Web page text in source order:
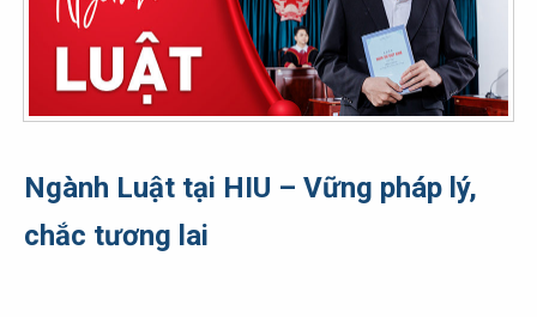
Ngành Luật tại HIU – Vững pháp lý,
chắc tương lai